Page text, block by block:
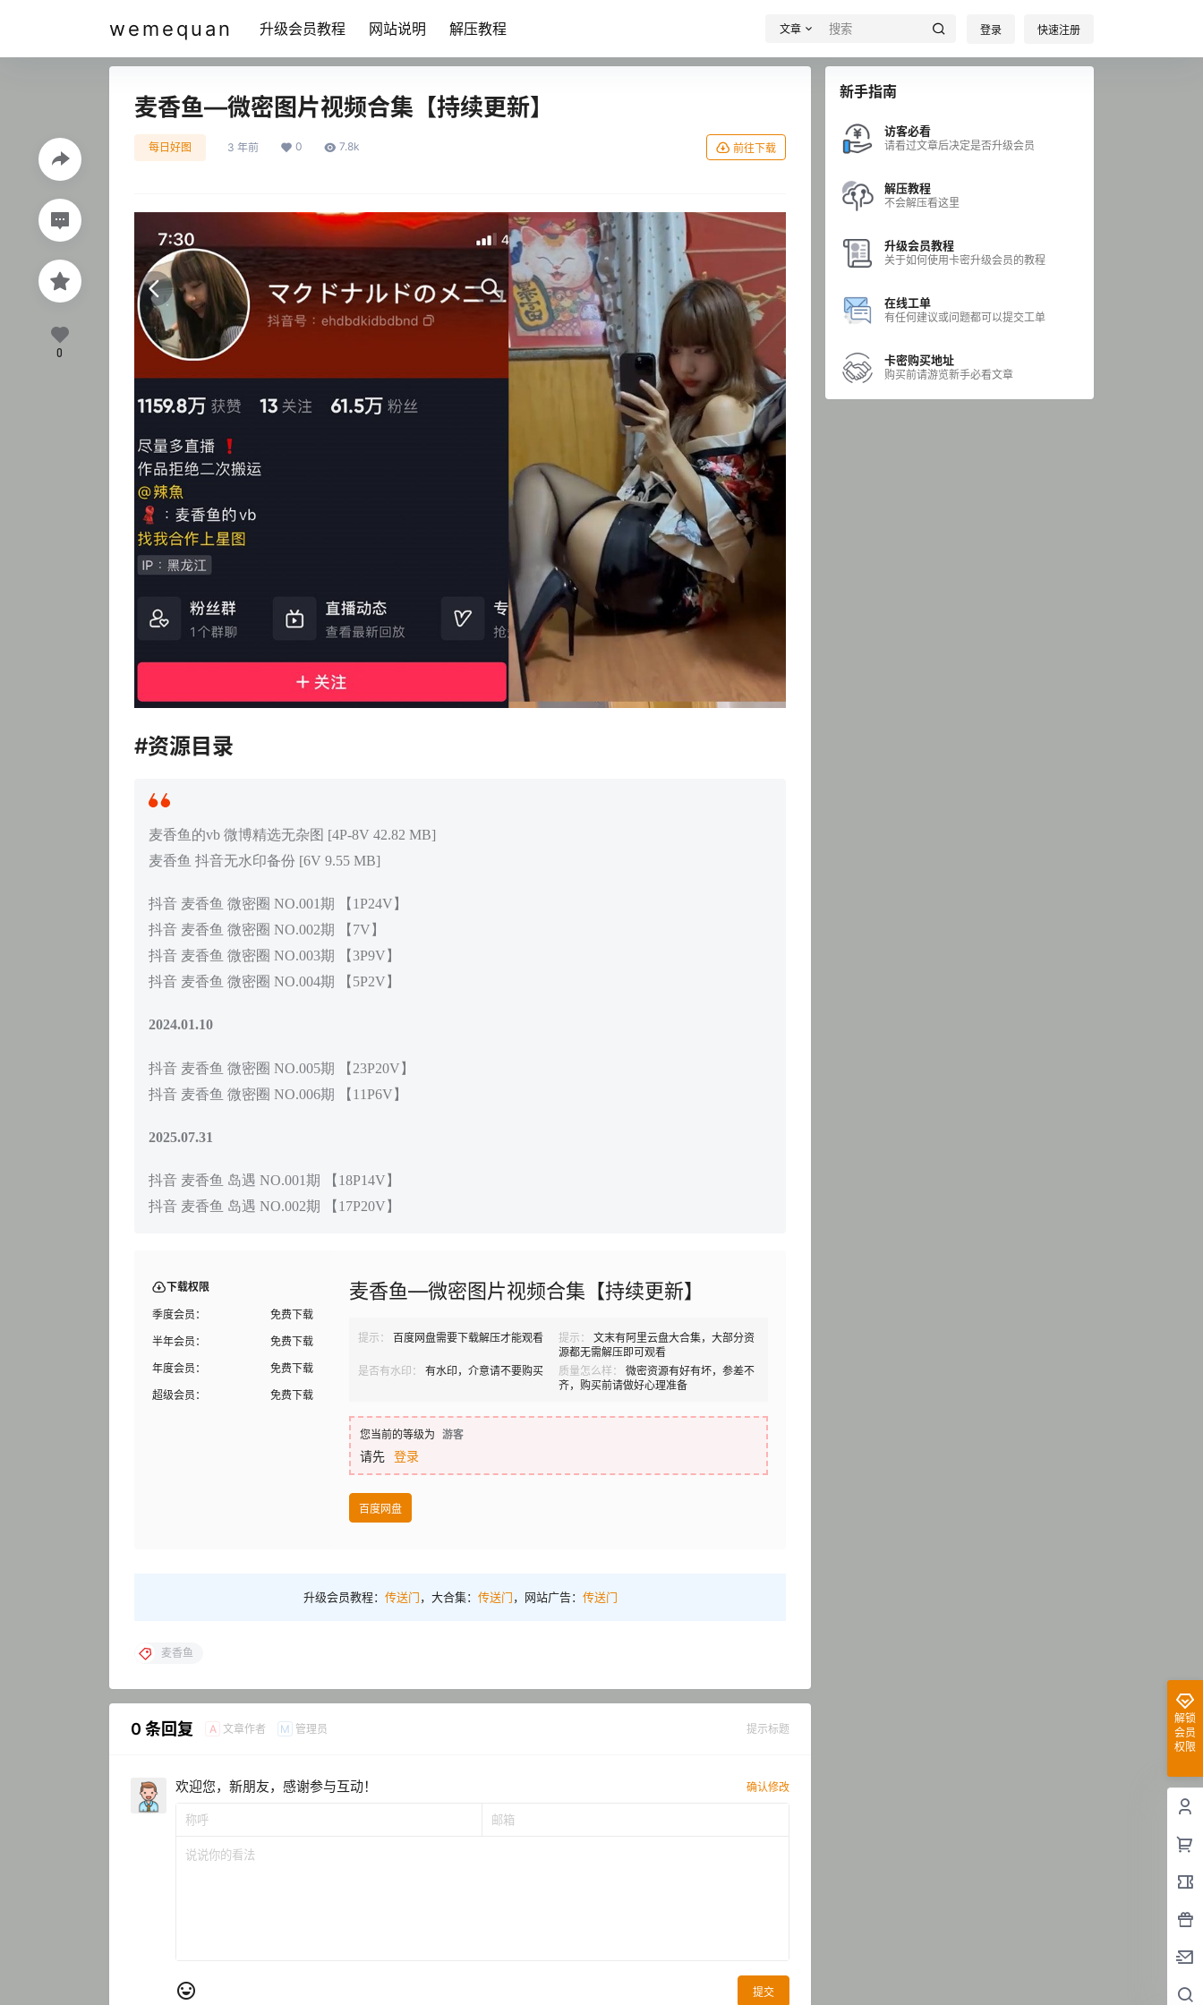
wemequan 升级会员教程 网站说明 解压教程 文章 登录 快速注册
麦香鱼—微密图片视频合集【持续更新】
每日好图 3 年前 0 7.8k 前往下载
#资源目录
麦香鱼的vb 微博精选无杂图 [4P-8V 42.82 MB]
麦香鱼 抖音无水印备份 [6V 9.55 MB]
抖音 麦香鱼 微密圈 NO.001期 【1P24V】
抖音 麦香鱼 微密圈 NO.002期 【7V】
抖音 麦香鱼 微密圈 NO.003期 【3P9V】
抖音 麦香鱼 微密圈 NO.004期 【5P2V】
2024.01.10
抖音 麦香鱼 微密圈 NO.005期 【23P20V】
抖音 麦香鱼 微密圈 NO.006期 【11P6V】
2025.07.31
抖音 麦香鱼 岛遇 NO.001期 【18P14V】
抖音 麦香鱼 岛遇 NO.002期 【17P20V】
下载权限
季度会员：
免费下载
半年会员：
免费下载
年度会员：
免费下载
超级会员：
免费下载
麦香鱼—微密图片视频合集【持续更新】
提示： 百度网盘需要下载解压才能观看 提示：
文末有阿里云盘大合集，大部分资
源都无需解压即可观看
是否有水印：
有水印，介意请不要购买 质量怎么样：
微密资源有好有坏，参差不
齐，购买前请做好心理准备
您当前的等级为 游客
请先 登录
百度网盘
升级会员教程： 传送门，大合集： 传送门，网站广告： 传送门
0
麦香鱼
0 条回复 A 文章作者 M 管理员 提示标题
欢迎您，新朋友，感谢参与互动！ 确认修改
提交
新手指南
访客必看
请看过文章后决定是否升级会员
解压教程
不会解压看这里
升级会员教程
关于如何使用卡密升级会员的教程
在线工单
有任何建议或问题都可以提交工单
卡密购买地址
购买前请游览新手必看文章
解锁
会员
权限